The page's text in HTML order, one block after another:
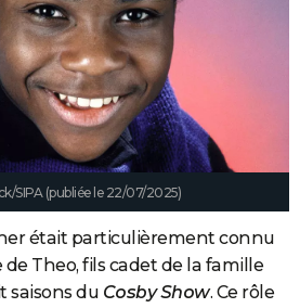
SIPA (publiée le 22/07/2025)
était particulièrement connu
Theo, fils cadet de la famille
saisons du Cosby Show. Ce rôle